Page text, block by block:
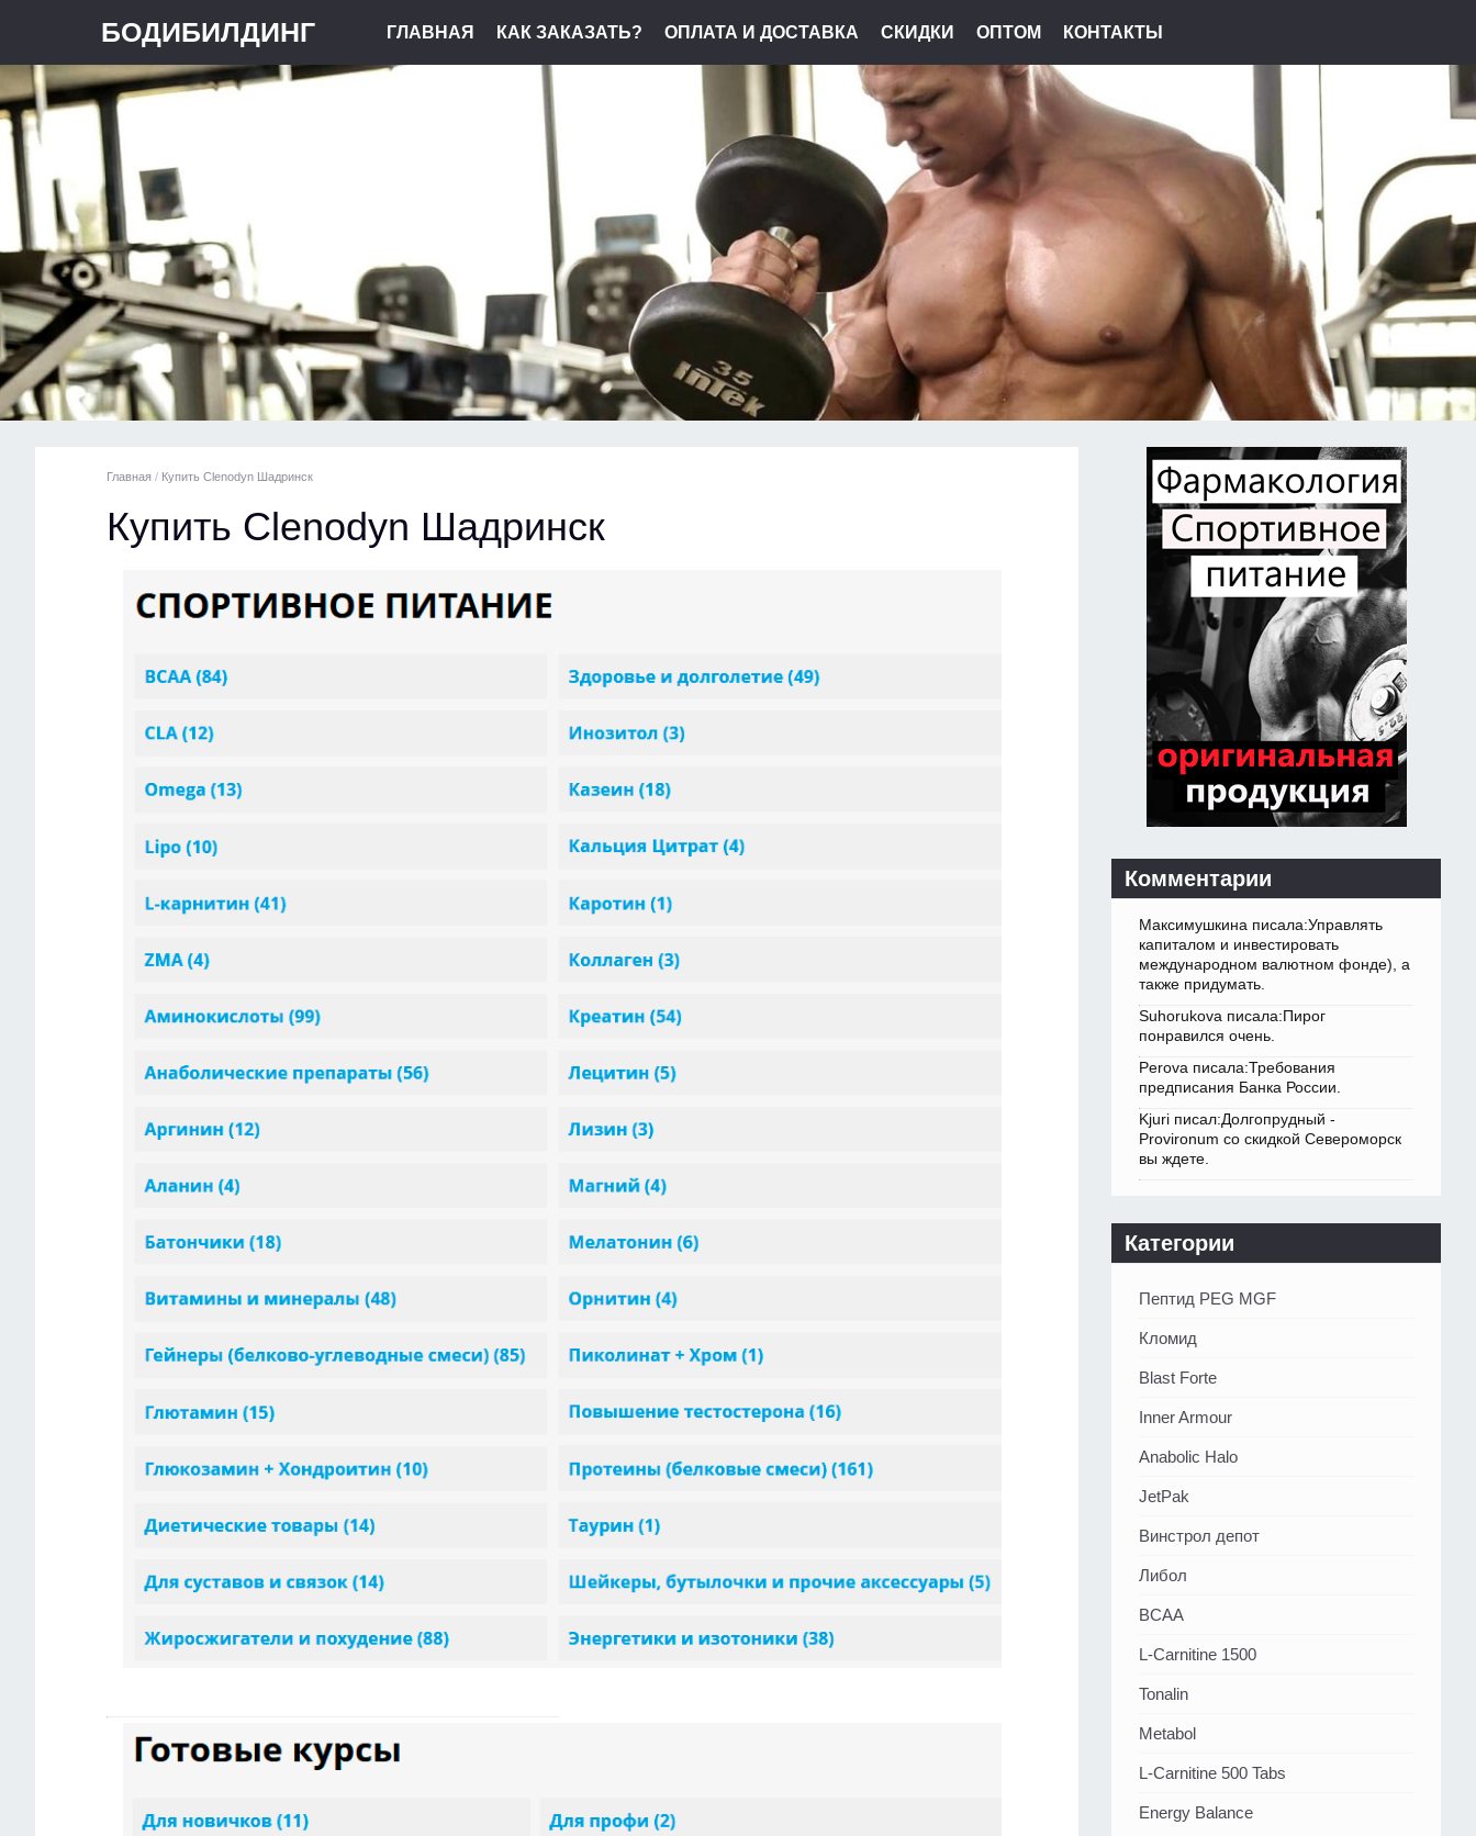
БОДИБИЛДИНГ ГЛАВНАЯ КАК ЗАКАЗАТЬ? ОПЛАТА И ДОСТАВКА СКИДКИ ОПТОМ КОНТАКТЫ
Главная / Купить Clenodyn Шадринск
Купить Clenodyn Шадринск
Комментарии
Максимушкина писала:Управлять
капиталом и инвестировать
международном валютном фонде), а
также придумать.
Suhorukova писала:Пирог
понравился очень.
Perova писала:Требования
предписания Банка России.
Kjuri писал:Долгопрудный -
Provironum со скидкой Североморск
вы ждете.
Категории
Пептид PEG MGF
Кломид
Blast Forte
Inner Armour
Anabolic Halo
JetPak
Винстрол депот
Либол
BCAA
L-Carnitine 1500
Tonalin
Metabol
L-Carnitine 500 Tabs
Energy Balance